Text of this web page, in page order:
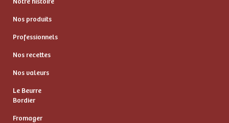
Nos produits
Professionnels
Nos recettes
Nos valeurs
Le Beurre
Bordier
Fromager